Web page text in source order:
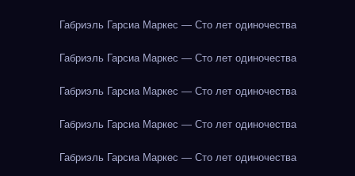
Габриэль Гарсиа Маркес — Сто лет одиночества
Габриэль Гарсиа Маркес — Сто лет одиночества
Габриэль Гарсиа Маркес — Сто лет одиночества
Габриэль Гарсиа Маркес — Сто лет одиночества
Габриэль Гарсиа Маркес — Сто лет одиночества